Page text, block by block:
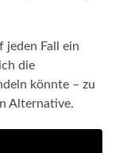
jeden Fall ein
die
könnte – zu
Alternative.